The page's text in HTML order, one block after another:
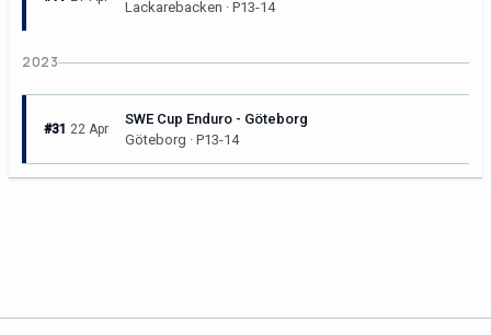
Lackarebacken · P13-14
2023
#31 22 Apr
SWE Cup Enduro - Göteborg
Göteborg · P13-14